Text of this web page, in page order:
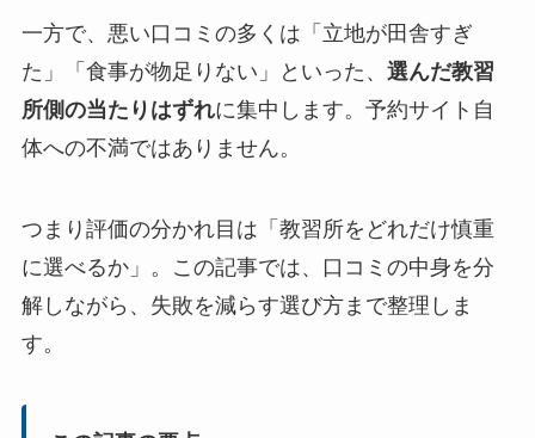
一方で、悪い口コミの多くは「立地が田舎すぎ
た」「食事が物足りない」といった、 選んだ教習
所側の当たりはずれに集中します。予約サイト自
体への不満ではありません。
つまり評価の分かれ目は「教習所をどれだけ慎重
に選べるか」。この記事では、口コミの中身を分
解しながら、失敗を減らす選び方まで整理しま
す。